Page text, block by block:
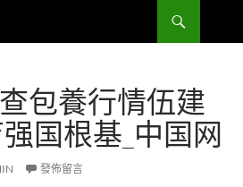
包養行情伍建
国根基_中国网
發佈留言